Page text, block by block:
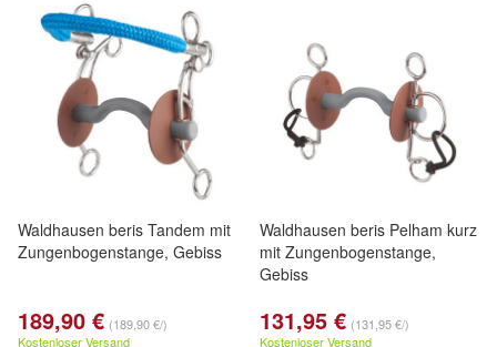
Waldhausen beris Tandem mit
Zungenbogenstange, Gebiss
189,90 € (189,90 €/)
Kostenloser Versand
Waldhausen beris Pelham kurz
mit Zungenbogenstange,
Gebiss
131,95 € (131,95 €/)
Kostenloser Versand